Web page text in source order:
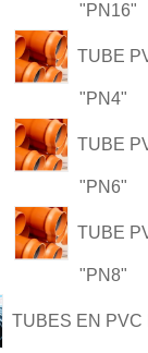
"PN16"
TUBE
"PN4"
TUBE
"PN6"
TUBE
"PN8"
TUBES EN PVC